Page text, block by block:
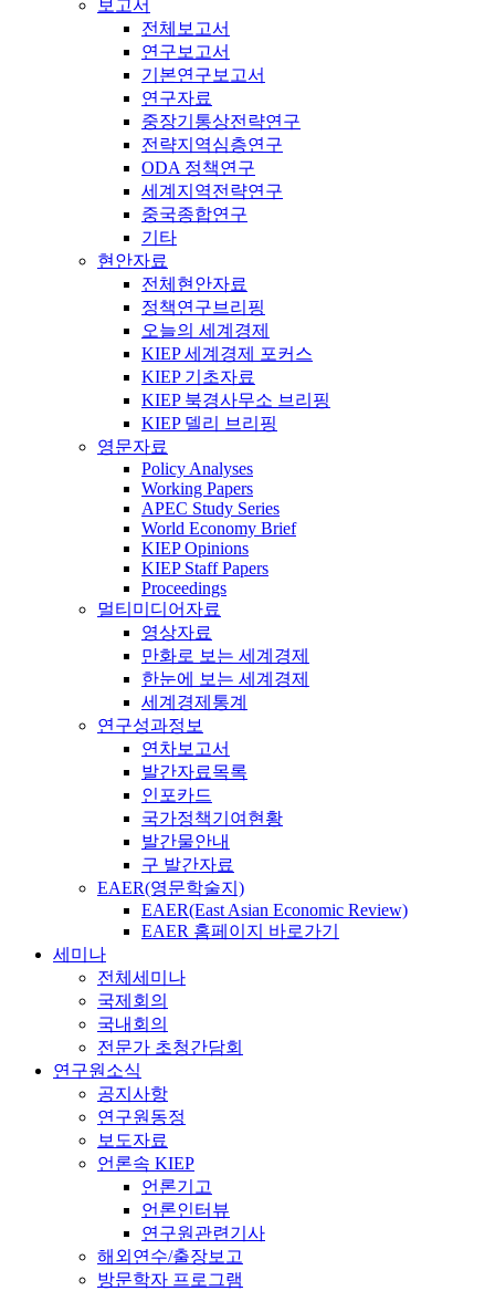
보고서
전체보고서
연구보고서
기본연구보고서
연구자료
중장기통상전략연구
전략지역심층연구
ODA 정책연구
세계지역전략연구
중국종합연구
기타
현안자료
전체현안자료
정책연구브리핑
오늘의 세계경제
KIEP 세계경제 포커스
KIEP 기초자료
KIEP 북경사무소 브리핑
KIEP 델리 브리핑
영문자료
Policy Analyses
Working Papers
APEC Study Series
World Economy Brief
KIEP Opinions
KIEP Staff Papers
Proceedings
멀티미디어자료
영상자료
만화로 보는 세계경제
한눈에 보는 세계경제
세계경제통계
연구성과정보
연차보고서
발간자료목록
인포카드
국가정책기여현황
발간물안내
구 발간자료
EAER(영문학술지)
EAER(East Asian Economic Review)
EAER 홈페이지 바로가기
세미나
전체세미나
국제회의
국내회의
전문가 초청간담회
연구원소식
공지사항
연구원동정
보도자료
언론속 KIEP
언론기고
언론인터뷰
연구원관련기사
해외연수/출장보고
방문학자 프로그램